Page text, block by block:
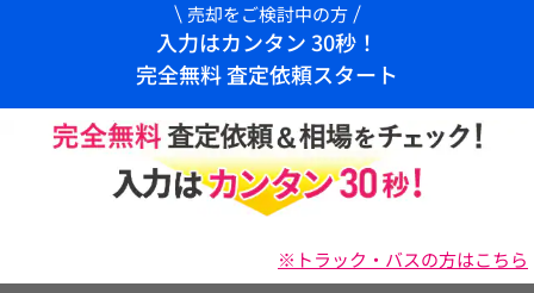
売却をご検討中の方
入力はカンタン 30秒！
完全無料 査定依頼スタート
※トラック・バスの方はこちら